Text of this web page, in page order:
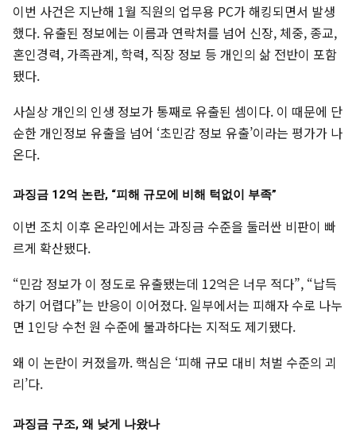
이번 사건은 지난해 1월 직원의 업무용 PC가 해킹되면서 발생
했다. 유출된 정보에는 이름과 연락처를 넘어 신장, 체중, 종교,
혼인경력, 가족관계, 학력, 직장 정보 등 개인의 삶 전반이 포함
됐다.
사실상 개인의 인생 정보가 통째로 유출된 셈이다. 이 때문에 단
순한 개인정보 유출을 넘어 ‘초민감 정보 유출’이라는 평가가 나
온다.
과징금 12억 논란, “피해 규모에 비해 턱없이 부족”
이번 조치 이후 온라인에서는 과징금 수준을 둘러싼 비판이 빠
르게 확산됐다.
“민감 정보가 이 정도로 유출됐는데 12억은 너무 적다”, “납득
하기 어렵다”는 반응이 이어졌다. 일부에서는 피해자 수로 나누
면 1인당 수천 원 수준에 불과하다는 지적도 제기됐다.
왜 이 논란이 커졌을까. 핵심은 ‘피해 규모 대비 처벌 수준의 괴
리’다.
과징금 구조, 왜 낮게 나왔나